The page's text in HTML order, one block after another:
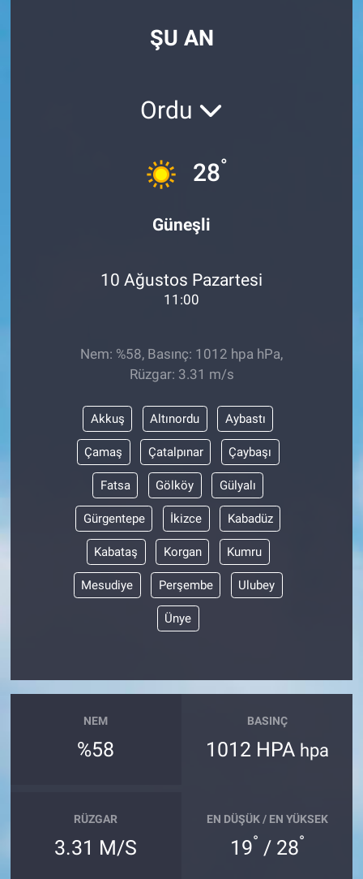
ŞU AN
Ordu
28°
Güneşli
10 Ağustos Pazartesi
11:00
Nem: %58, Basınç: 1012 hpa hPa,
Rüzgar: 3.31 m/s
Akkuş Altınordu Aybastı
Çamaş Çatalpınar Çaybaşı
Fatsa Gölköy Gülyalı
Gürgentepe İkizce Kabadüz
Kabataş Korgan Kumru
Mesudiye Perşembe Ulubey
Ünye
NEM
%58
BASINÇ
1012 HPA hpa
RÜZGAR
3.31 M/S
EN DÜŞÜK / EN YÜKSEK
19° / 28°